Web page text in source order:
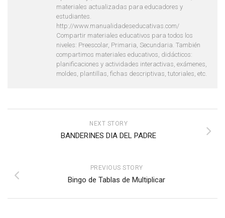
materiales actualizadas para educadores y
estudiantes.
http://www.manualidadeseducativas.com/
Compartir materiales educativos para todos los
niveles: Preescolar, Primaria, Secundaria. También
compartimos materiales educativos, didácticos:
planificaciones y actividades interactivas, exámenes,
moldes, plantillas, fichas descriptivas, tutoriales, etc.
NEXT STORY
BANDERINES DIA DEL PADRE
PREVIOUS STORY
Bingo de Tablas de Multiplicar